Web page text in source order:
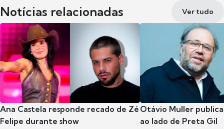
Notícias relacionadas Ver tudo
Ana Castela responde recado de Zé
Felipe durante show
Otávio Muller
ao lado de Preta Gil